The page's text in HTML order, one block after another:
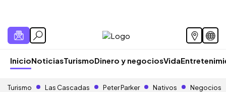
InicioNoticiasTurismoDinero y negociosVida
Turismo Las Cascadas Peter Parker Nativos Negocios